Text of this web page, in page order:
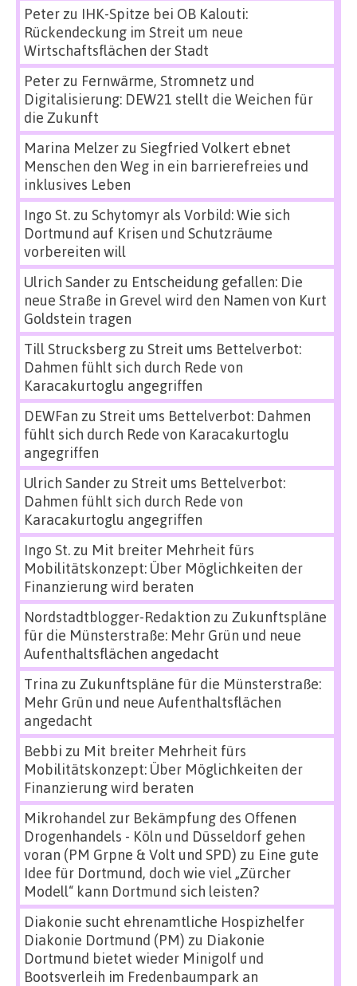
Peterzu IHK-Spitze bei OB Kalouti:
Rückendeckung im Streit um neue
Wirtschaftsflächen der Stadt
Peterzu Fernwärme, Stromnetz und
Digitalisierung: DEW21 stellt die Weichen für
die Zukunft
Marina Melzerzu Siegfried Volkert ebnet
Menschen den Weg in ein barrierefreies und
inklusives Leben
Ingo St.zu Schytomyr als Vorbild: Wie sich
Dortmund auf Krisen und Schutzräume
vorbereiten will
Ulrich Sanderzu Entscheidung gefallen: Die
neue Straße in Grevel wird den Namen von Kurt
Goldstein tragen
Till Strucksbergzu Streit ums Bettelverbot:
Dahmen fühlt sich durch Rede von
Karacakurtoglu angegriffen
DEWFan zu Streit ums Bettelverbot: Dahmen
fühlt sich durch Rede von Karacakurtoglu
angegriffen
Ulrich Sanderzu Streit ums Bettelverbot:
Dahmen fühlt sich durch Rede von
Karacakurtoglu angegriffen
Ingo St.zu Mit breiter Mehrheit fürs
Mobilitätskonzept: Über Möglichkeiten der
Finanzierung wird beraten
Nordstadtblogger-Redaktion zu Zukunftspläne
für die Münsterstraße: Mehr Grün und neue
Aufenthaltsflächen angedacht
Trina zu Zukunftspläne für die Münsterstraße:
Mehr Grün und neue Aufenthaltsflächen
angedacht
Bebbi zu Mit breiter Mehrheit fürs
Mobilitätskonzept: Über Möglichkeiten der
Finanzierung wird beraten
Mikrohandel zur Bekämpfung des Offenen
Drogenhandels - Köln und Düsseldorf gehen
voran (PM Grpne & Volt und SPD) zu Eine gute
Idee für Dortmund, doch wie viel „Zürcher
Modell“ kann Dortmund sich leisten?
Diakonie sucht ehrenamtliche Hospizhelfer
Diakonie Dortmund (PM) zu Diakonie
Dortmund bietet wieder Minigolf und
Bootsverleih im Fredenbaumpark an